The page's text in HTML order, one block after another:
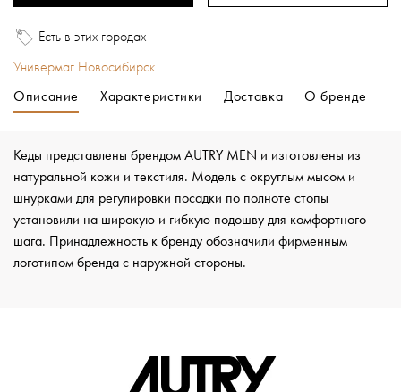
Есть в этих городах
Универмаг Новосибирск
Описание
Характеристики Доставка О бренде
Кеды представлены брендом AUTRY MEN и изготовлены из
натуральной кожи и текстиля. Модель с округлым мысом и
шнурками для регулировки посадки по полноте стопы
установили на широкую и гибкую подошву для комфортного
шага. Принадлежность к бренду обозначили фирменным
логотипом бренда с наружной стороны.